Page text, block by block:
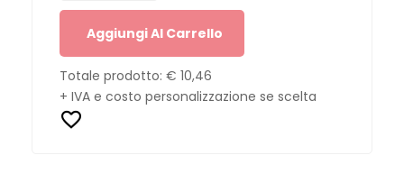
Aggiungi Al Carrello
Totale prodotto: € 10,46
+ IVA e costo personalizzazione se scelta